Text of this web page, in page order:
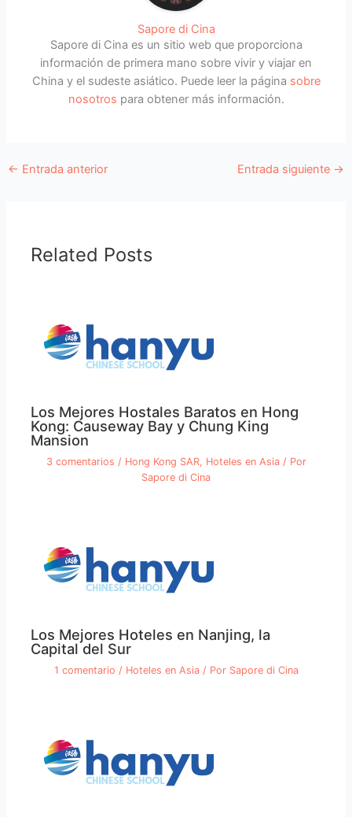
Sapore di Cina
Sapore di Cina es un sitio web que proporciona
información de primera mano sobre vivir y viajar en
China y el sudeste asiático. Puede leer la página sobre
nosotros para obtener más información.
← Entrada anterior Entrada siguiente →
Related Posts
Los Mejores Hostales Baratos en Hong
Kong: Causeway Bay y Chung King
Mansion
3 comentarios / Hong Kong SAR, Hoteles en Asia/ Por
Sapore di Cina
Los Mejores Hoteles en Nanjing, la
Capital del Sur
1 comentario / Hoteles en Asia/ Por Sapore di Cina